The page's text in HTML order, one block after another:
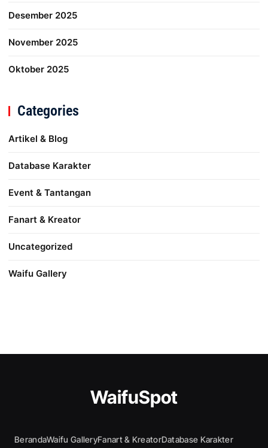
Desember 2025
November 2025
Oktober 2025
Categories
Artikel & Blog
Database Karakter
Event & Tantangan
Fanart & Kreator
Uncategorized
Waifu Gallery
WaifuSpot
BerandaWaifu GalleryFanart & KreatorDatabase Karakter